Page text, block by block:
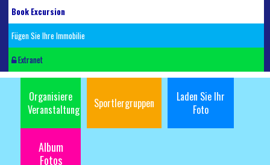
Book Excursion
Fügen Sie Ihre Immobilie
Extranet
Organisiere
Veranstaltung
Sportlergruppen
Laden Sie Ihr
Foto
Album
Fotos